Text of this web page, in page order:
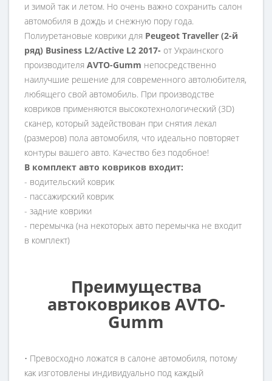
и зимой так и летом. Но очень важно сохранить салон
автомобиля в дождь и снежную пору года.
Полиуретановые коврики для Peugeot Traveller (2-й
ряд) Business L2/Active L2 2017- от Украинского
производителя AVTO-Gumm непосредственно
наилучшие решение для современного автолюбителя,
любящего свой автомобиль. При производстве
ковриков применяются высокотехнологический (3D)
сканер, который задействован при снятия лекал
(размеров) пола автомобиля, что идеально повторяет
контуры вашего авто. Качество без подобное!
В комплект авто ковриков входит:
- водительский коврик
- пассажирский коврик
- задние коврики
- перемычка (на некоторых авто перемычка не входит
в комплект)
Преимущества
автоковриков AVTO-
Gumm
• Превосходно ложатся в салоне автомобиля, потому
как изготовлены индивидуально под каждый